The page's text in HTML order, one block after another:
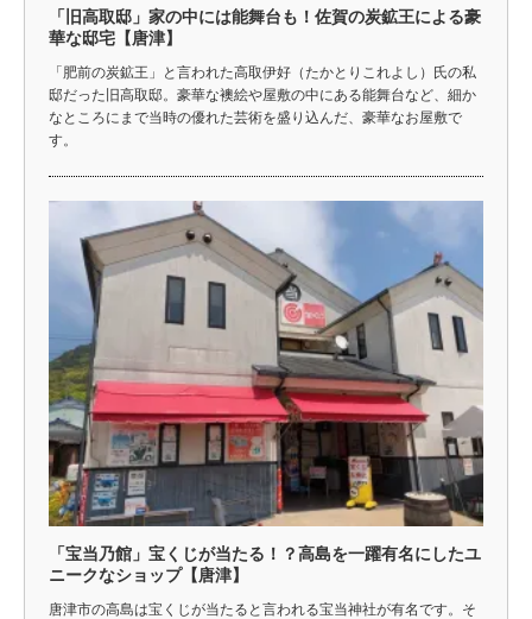
「旧高取邸」家の中には能舞台も！佐賀の炭鉱王による豪
華な邸宅【唐津】
「肥前の炭鉱王」と言われた高取伊好（たかとりこれよし）氏の私
邸だった旧高取邸。豪華な襖絵や屋敷の中にある能舞台など、細か
なところにまで当時の優れた芸術を盛り込んだ、豪華なお屋敷で
す。
「宝当乃館」宝くじが当たる！？高島を一躍有名にしたユ
ニークなショップ【唐津】
唐津市の高島は宝くじが当たると言われる宝当神社が有名です。そ